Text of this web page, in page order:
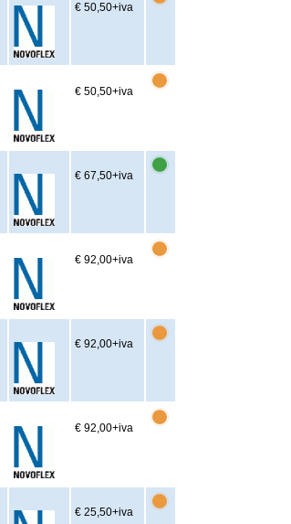
€ 50,50+iva
€ 50,50+iva
€ 67,50+iva
€ 92,00+iva
€ 92,00+iva
€ 92,00+iva
€ 25,50+iva